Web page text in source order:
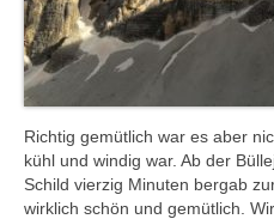
Richtig gemütlich war es aber
kühl und windig war. Ab der
Schild vierzig Minuten bergab
wirklich schön und gemütlich.